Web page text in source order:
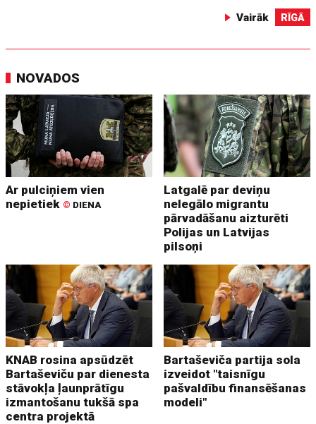
Vairāk RĪGĀ
NOVADOS
Ar pulciņiem vien
nepietiek © DIENA
Latgalē par deviņu
nelegālo migrantu
pārvadāšanu aizturēti
Polijas un Latvijas
pilsoņi
KNAB rosina apsūdzēt
Bartaševiču par dienesta
stāvokļa ļaunprātīgu
izmantošanu tukšā spa
centra projektā
Bartaševiča partija sola
izveidot "taisnīgu
pašvaldību finansēšanas
modeli"